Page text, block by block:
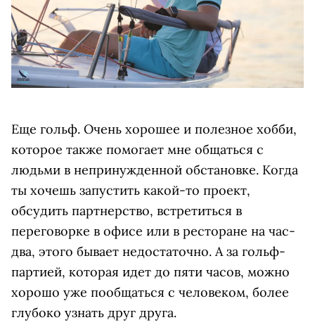
Еще гольф. Очень хорошее и полезное хобби,
которое также помогает мне общаться с
людьми в непринужденной обстановке. Когда
ты хочешь запустить какой-то проект,
обсудить партнерство, встретиться в
переговорке в офисе или в ресторане на час-
два, этого бывает недостаточно. А за гольф-
партией, которая идет до пяти часов, можно
хорошо уже пообщаться с человеком, более
глубоко узнать друг друга.